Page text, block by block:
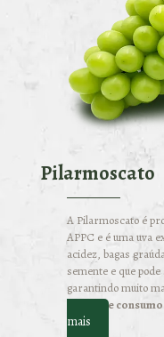
Pilarmoscato
A Pilarmoscato é
APPC e é uma uva
acidez, bagas
semente e que
garantindo muito
Época de
mais